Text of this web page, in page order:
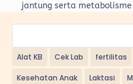
jantung serta
Alat KB Cek Lab fertilitas
Kesehatan Anak Laktasi